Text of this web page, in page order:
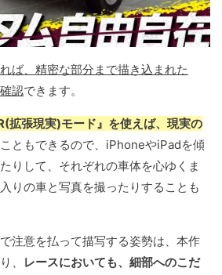
ば、精密な部分まで描き込まれた
認できます。
拡張現実)モード』を使えば、現実の
こともできるので、iPhoneやiPadを傾
りして、それぞれの車体を心ゆくま
りの車と写真を撮ったりすることも
注意を払って描写する姿勢は、本作
、
レースにおいても、細部へのこだ